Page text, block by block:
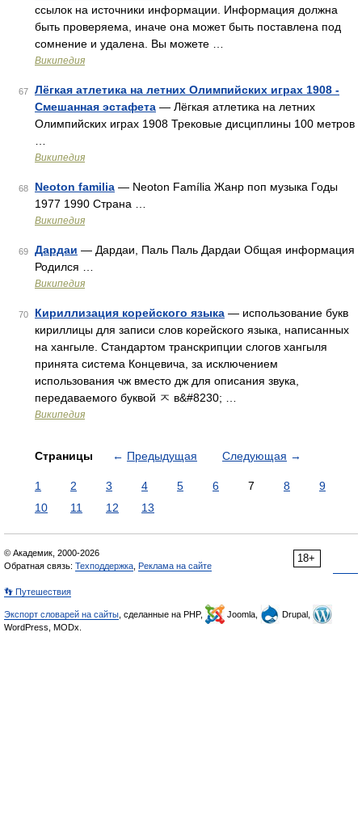
ссылок на источники информации. Информация должна
быть проверяема, иначе она может быть поставлена под
сомнение и удалена. Вы можете …
Википедия
67
Лёгкая атлетика на летних Олимпийских играх 1908 -
Смешанная эстафета — Лёгкая атлетика на летних
Олимпийских играх 1908 Трековые дисциплины 100 метров
Википедия
68 Neoton familia — Neoton Família Жанр поп музыка Годы
1977 1990 Страна …
Википедия
69 Дардаи — Дардаи, Паль Паль Дардаи Общая информация
Родился …
Википедия
70 Кириллизация корейского языка — использование букв
кириллицы для записи слов корейского языка, написанных
на хангыле. Стандартом транскрипции слогов хангыля
принята система Концевича, за исключением
использования чж вместо дж для описания звука,
передаваемого буквой ㅈ в&#8230; …
Википедия
Страницы ← Предыдущая Следующая →
1 2 3 4 5 6 7 8
9
10
11 12 13
18+
© Академик, 2000-2026
Обратная связь: Техподдержка Реклама на сайте
👣 Путешествия
Экспорт словарей на сайты , сделанные на PHP, Joomla,
Drupal,
WordPress, MODx.